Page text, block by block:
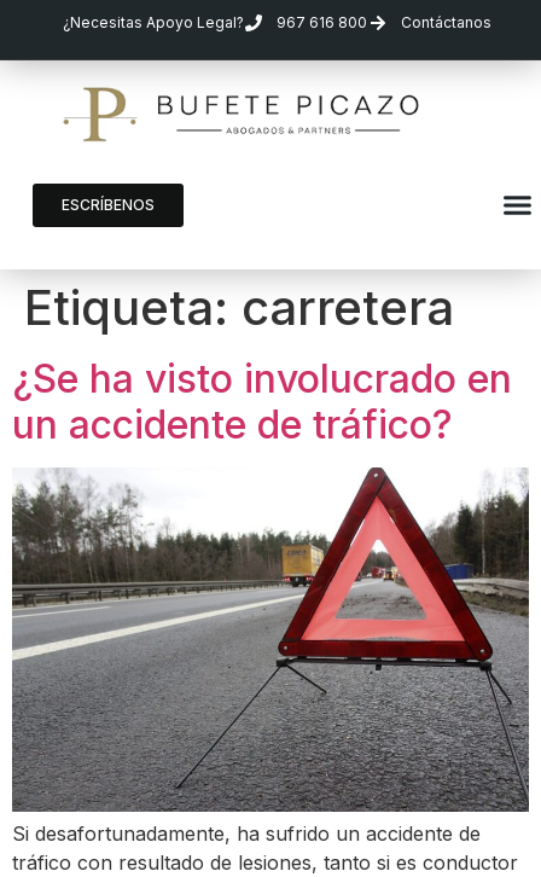
¿Necesitas Apoyo Legal? 967 616 800 Contáctanos
ESCRÍBENOS
Etiqueta: carretera
¿Se ha visto involucrado en
un accidente de tráfico?
Si desafortunadamente, ha sufrido un accidente de
tráfico con resultado de lesiones, tanto si es conductor